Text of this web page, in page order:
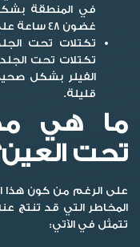
في المنطقة
غضون 48 ساعة على الأكثر.
تكتلات تحت
تكتلات تحت
الفيلر بشكل
قليلة.
ما هي
تحت
على الرغم من كون هذا
المخاطر التي قد تنتج
تتمثل في الآتي: